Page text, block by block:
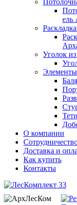
ель
Уголок из
О компании
Доставка и
Как купить
Контакты